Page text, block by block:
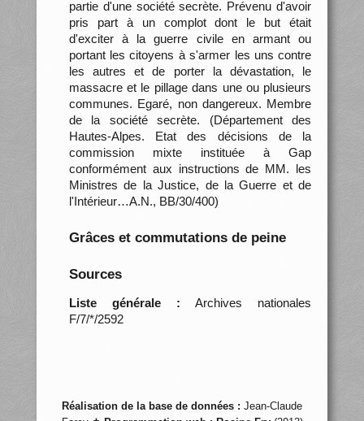
partie d'une société secrète. Prévenu d'avoir
pris part à un complot dont le but était
d'exciter à la guerre civile en armant ou
portant les citoyens à s'armer les uns contre
les autres et de porter la dévastation, le
massacre et le pillage dans une ou plusieurs
communes. Egaré, non dangereux. Membre
de la société secrète. (Département des
Hautes-Alpes. Etat des décisions de la
commission mixte instituée à Gap
conformément aux instructions de MM. les
Ministres de la Justice, de la Guerre et de
l'Intérieur…A.N., BB/30/400)
Grâces et commutations de peine
Sources
Liste générale : Archives nationales
F/7/*/2592
Réalisation de la base de données : Jean-Claude